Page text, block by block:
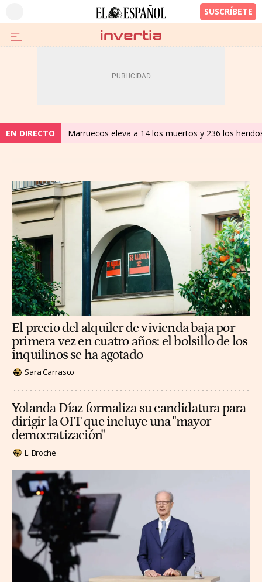
EN DIRECTO Marruecos eleva a 14 los muertos y 236 los
El precio del alquiler de vivienda baja por
primera vez en cuatro años: el bolsillo de los
inquilinos se ha agotado
Sara Carrasco
Yolanda Díaz formaliza su candidatura para
dirigir la OIT que incluye una "mayor
democratización"
L. Broche